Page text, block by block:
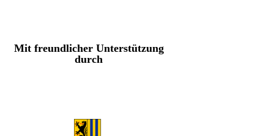
Mit freundlicher Unterstützung
durch